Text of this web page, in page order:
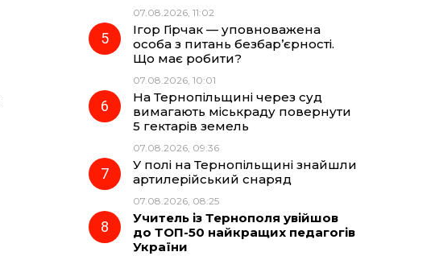
07.08.2026, 11:02
Ігор Гірчак — уповноважена
особа з питань безбар’єрності.
Що має робити?
07.08.2026, 10:01
На Тернопільщині через суд
вимагають міськраду повернути
5 гектарів земель
07.08.2026, 09:36
У полі на Тернопільщині знайшли
артилерійський снаряд
07.08.2026, 08:25
Учитель із Тернополя увійшов
до ТОП-50 найкращих педагогів
України